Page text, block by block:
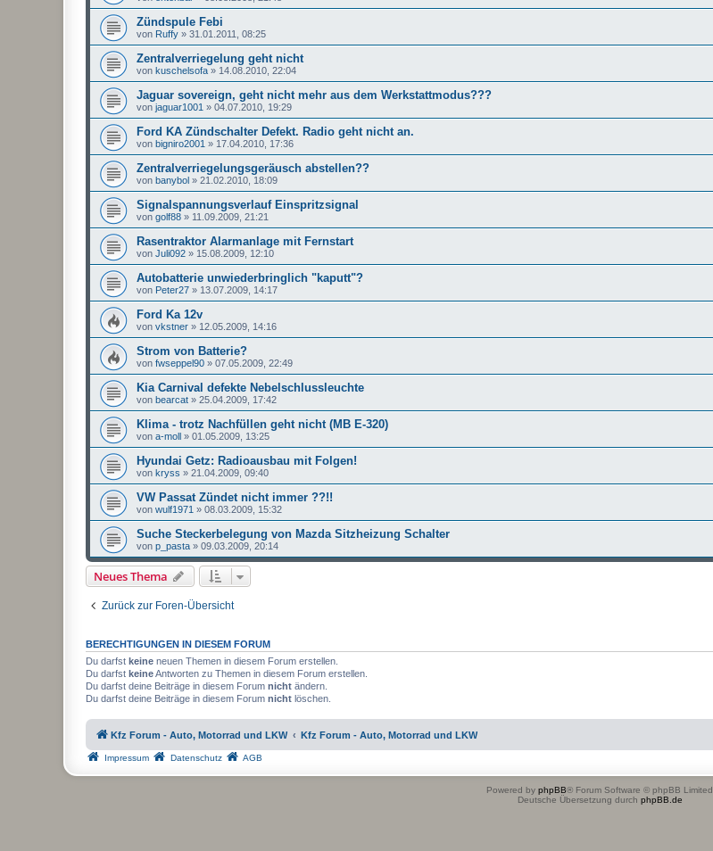
Zündspule Febi
von Ruffy » 31.01.2011, 08:25
Zentralverriegelung geht nicht
von kuschelsofa » 14.08.2010, 22:04
Jaguar sovereign, geht nicht mehr aus dem Werkstattmodus???
von jaguar1001 » 04.07.2010, 19:29
Ford KA Zündschalter Defekt. Radio geht nicht an.
von bigniro2001 » 17.04.2010, 17:36
Zentralverriegelungsgeräusch abstellen??
von banybol » 21.02.2010, 18:09
Signalspannungsverlauf Einspritzsignal
von golf88 » 11.09.2009, 21:21
Rasentraktor Alarmanlage mit Fernstart
von Juli092 » 15.08.2009, 12:10
Autobatterie unwiederbringlich "kaputt"?
von Peter27 » 13.07.2009, 14:17
Ford Ka 12v
von vkstner » 12.05.2009, 14:16
Strom von Batterie?
von fwseppel90 » 07.05.2009, 22:49
Kia Carnival defekte Nebelschlussleuchte
von bearcat » 25.04.2009, 17:42
Klima - trotz Nachfüllen geht nicht (MB E-320)
von a-moll » 01.05.2009, 13:25
Hyundai Getz: Radioausbau mit Folgen!
von kryss » 21.04.2009, 09:40
VW Passat Zündet nicht immer ??!!
von wulf1971 » 08.03.2009, 15:32
Suche Steckerbelegung von Mazda Sitzheizung Schalter
von p_pasta » 09.03.2009, 20:14
Neues Thema
Zurück zur Foren-Übersicht
BERECHTIGUNGEN IN DIESEM FORUM
Du darfst keine neuen Themen in diesem Forum erstellen.
Du darfst keineAntworten zu Themen in diesem Forum erstellen.
Du darfst deine Beiträge in diesem Forum nicht ändern.
Du darfst deine Beiträge in diesem Forum nicht löschen.
Kfz Forum - Auto, Motorrad und LKW Kfz Forum - Auto, Motorrad und LKW
Impressum Datenschutz AGB
Powered by phpBB® Forum Software © phpBB Limited
Deutsche Übersetzung durch phpBB.de